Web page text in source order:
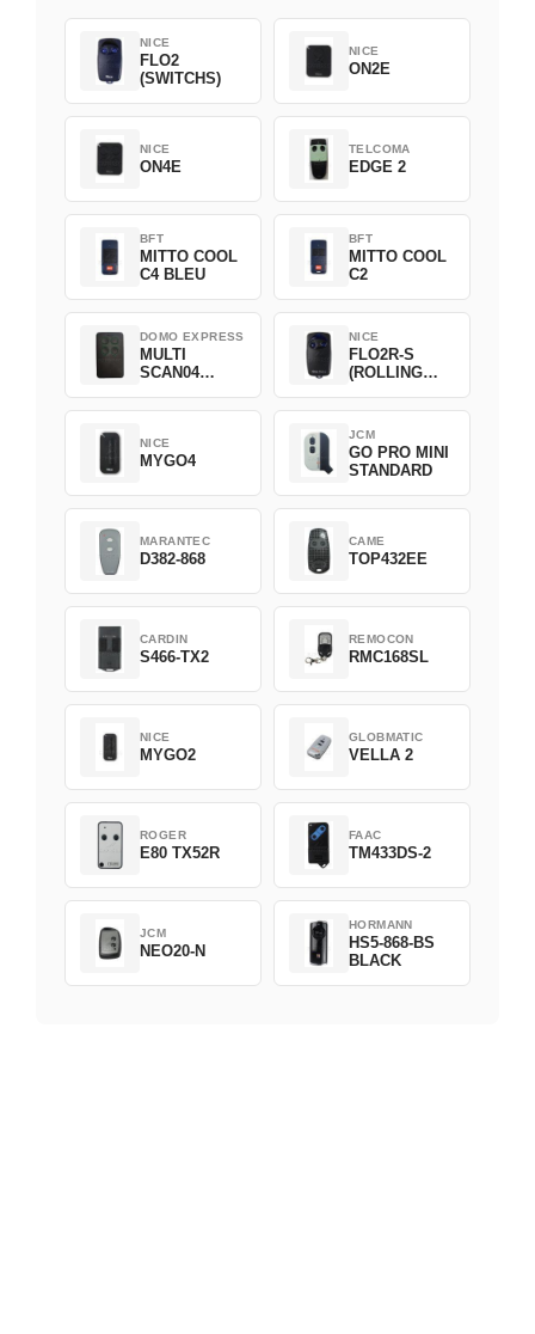
NICE
FLO2
(SWITCHS)
NICE
ON2E
NICE
ON4E
TELCOMA
EDGE 2
BFT
MITTO COOL
C4 BLEU
BFT
MITTO COOL
C2
DOMO EXPRESS
MULTI
SCAN04
NICE
FLO2R-S
(ROLLING
NICE
MYGO4
JCM
GO PRO MINI
STANDARD
MARANTEC
D382-868
CAME
TOP432EE
CARDIN
S466-TX2
REMOCON
RMC168SL
NICE
MYGO2
GLOBMATIC
VELLA 2
ROGER
E80 TX52R
FAAC
TM433DS-2
JCM
NEO20-N
HORMANN
HS5-868-BS
BLACK